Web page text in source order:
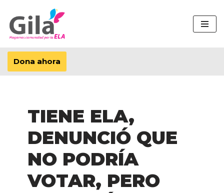
Saltar
al
contenido
Dona ahora
TIENE ELA,
DENUNCIÓ QUE
NO PODRÍA
VOTAR, PERO